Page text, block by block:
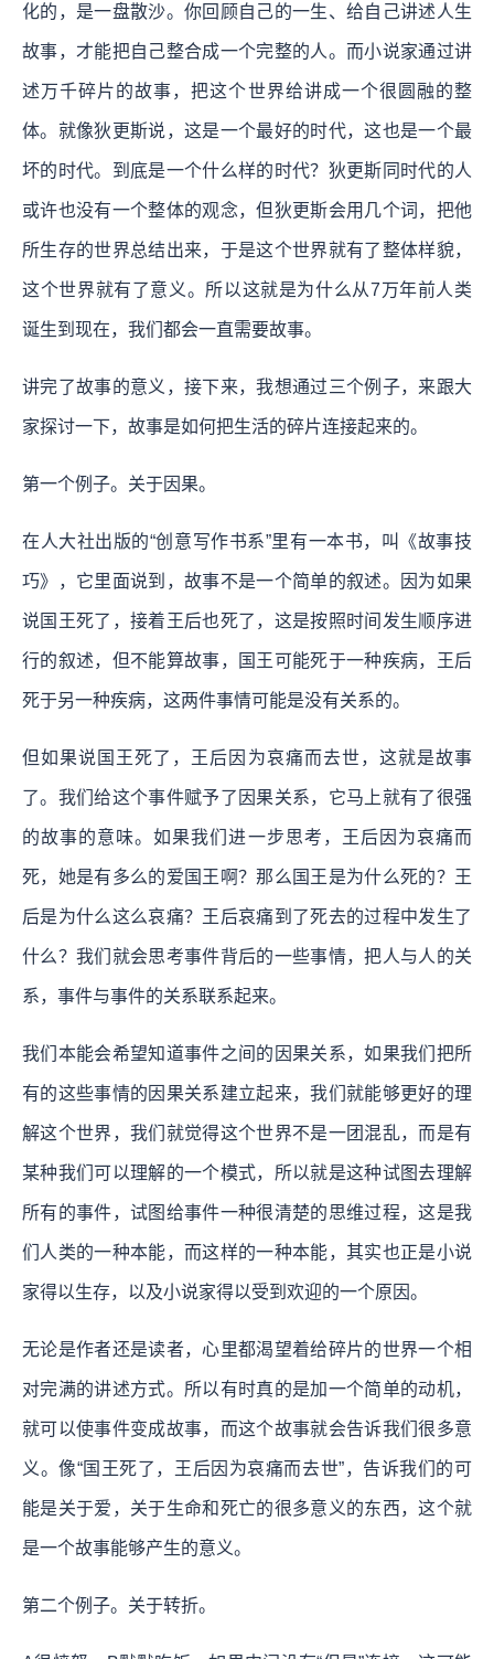
化的，是一盘散沙。你回顾自己的一生、给自己讲述人生
故事，才能把自己整合成一个完整的人。而小说家通过讲
述万千碎片的故事，把这个世界给讲成一个很圆融的整
体。就像狄更斯说，这是一个最好的时代，这也是一个最
坏的时代。到底是一个什么样的时代？狄更斯同时代的人
或许也没有一个整体的观念，但狄更斯会用几个词，把他
所生存的世界总结出来，于是这个世界就有了整体样貌，
这个世界就有了意义。所以这就是为什么从7万年前人类
诞生到现在，我们都会一直需要故事。
讲完了故事的意义，接下来，我想通过三个例子，来跟大
家探讨一下，故事是如何把生活的碎片连接起来的。
第一个例子。关于因果。
在人大社出版的“创意写作书系”里有一本书，叫《故事技
巧》，它里面说到，故事不是一个简单的叙述。因为如果
说国王死了，接着王后也死了，这是按照时间发生顺序进
行的叙述，但不能算故事，国王可能死于一种疾病，王后
死于另一种疾病，这两件事情可能是没有关系的。
但如果说国王死了，王后因为哀痛而去世，这就是故事
了。我们给这个事件赋予了因果关系，它马上就有了很强
的故事的意味。如果我们进一步思考，王后因为哀痛而
死，她是有多么的爱国王啊？那么国王是为什么死的？王
后是为什么这么哀痛？王后哀痛到了死去的过程中发生了
什么？我们就会思考事件背后的一些事情，把人与人的关
系，事件与事件的关系联系起来。
我们本能会希望知道事件之间的因果关系，如果我们把所
有的这些事情的因果关系建立起来，我们就能够更好的理
解这个世界，我们就觉得这个世界不是一团混乱，而是有
某种我们可以理解的一个模式，所以就是这种试图去理解
所有的事件，试图给事件一种很清楚的思维过程，这是我
们人类的一种本能，而这样的一种本能，其实也正是小说
家得以生存，以及小说家得以受到欢迎的一个原因。
无论是作者还是读者，心里都渴望着给碎片的世界一个相
对完满的讲述方式。所以有时真的是加一个简单的动机，
就可以使事件变成故事，而这个故事就会告诉我们很多意
义。像“国王死了，王后因为哀痛而去世”，告诉我们的可
能是关于爱，关于生命和死亡的很多意义的东西，这个就
是一个故事能够产生的意义。
第二个例子。关于转折。